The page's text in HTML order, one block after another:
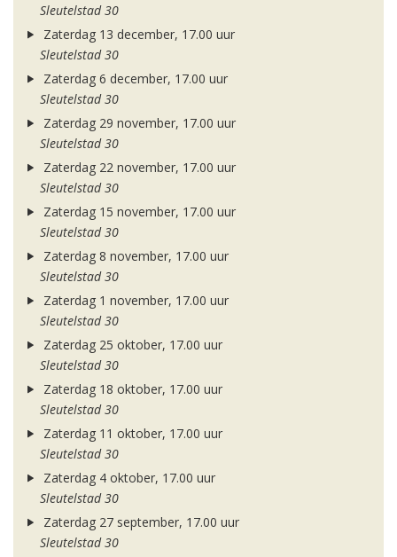
Sleutelstad 30
Zaterdag 13 december, 17.00 uur
Sleutelstad 30
Zaterdag 6 december, 17.00 uur
Sleutelstad 30
Zaterdag 29 november, 17.00 uur
Sleutelstad 30
Zaterdag 22 november, 17.00 uur
Sleutelstad 30
Zaterdag 15 november, 17.00 uur
Sleutelstad 30
Zaterdag 8 november, 17.00 uur
Sleutelstad 30
Zaterdag 1 november, 17.00 uur
Sleutelstad 30
Zaterdag 25 oktober, 17.00 uur
Sleutelstad 30
Zaterdag 18 oktober, 17.00 uur
Sleutelstad 30
Zaterdag 11 oktober, 17.00 uur
Sleutelstad 30
Zaterdag 4 oktober, 17.00 uur
Sleutelstad 30
Zaterdag 27 september, 17.00 uur
Sleutelstad 30